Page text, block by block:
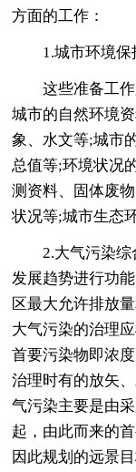
方面的工作：
1.城市环境
这些准备工
城市的自然环境
象、水文等;城市
总值等;环境状况
测资料、固体废
状况等;城市生态
2.大气污染
发展趋势进行功
区最大允许排放
大气污染的治理
首要污染物即浓
治理时有的放矢
气污染主要是由
起，由此而来的
因此规划的远景